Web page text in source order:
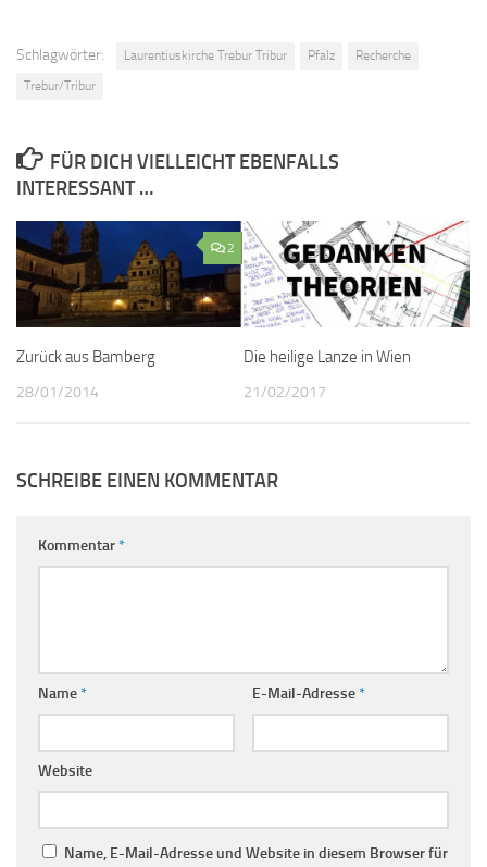
Schlagwörter: Laurentiuskirche Trebur Tribur Pfalz
Recherche
Trebur/Tribur
FÜR DICH VIELLEICHT EBENFALLS
INTERESSANT …
2
Zurück aus Bamberg
28/01/2014
Die heilige Lanze in Wien
21/02/2017
SCHREIBE EINEN KOMMENTAR
Kommentar*
Name* E-Mail-Adresse*
Website
Name, E-Mail-Adresse und Website in diesem Browser für